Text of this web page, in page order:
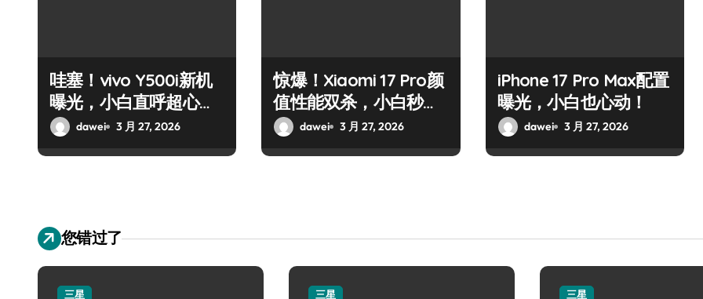
哇塞！vivo Y500i新机
曝光，小白直呼超心
动！dawei 3 月 27, 2026
惊爆！Xiaomi 17 Pro颜
值性能双杀，小白秒心
动！dawei 3 月 27, 2026
iPhone 17 Pro Max配置
曝光，小白也心动！
dawei 3 月 27, 2026
您错过了
三星 三星 三星